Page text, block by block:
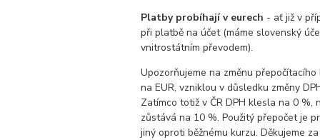
Platby probíhají v eurech - ať již v
při platbě na účet (máme slovenský
vnitrostátním převodem).
Upozorňujeme na změnu
na EUR, vzniklou v důsledku změny
Zatímco totiž v ČR DPH klesla na 0 %,
zůstává na 10 %. Použitý přepočet je
jiný oproti běžnému kurzu. Děkujeme